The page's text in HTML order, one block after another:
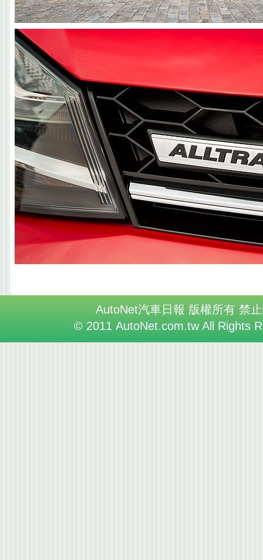
AutoNet汽車日報 版權所有 禁
© 2011 AutoNet.com.tw All Rights